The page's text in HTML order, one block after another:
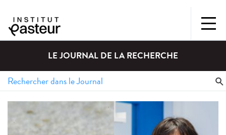
LE JOURNAL DE LA RECHERCHE